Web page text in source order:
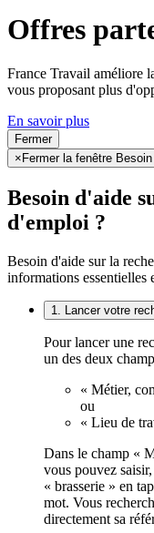
Offres
France Travail améliore
vous proposant plus
En savoir plus
Fermer
× Fermer la fenêtre
Besoin d'aide
d'emploi ?
Besoin d'aide sur la
informations essentielles
1. Lancer votre
Pour lancer une
un des deux
« Métier,
ou
« Lieu de
Dans le champ «
vous pouvez
« brasserie » en
mot. Vous
directement sa